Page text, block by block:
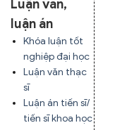
Luận văn,
luận án
Khóa luận tốt
nghiệp đại học
Luận văn thạc
sĩ
Luận án tiến sĩ/
tiến sĩ khoa học